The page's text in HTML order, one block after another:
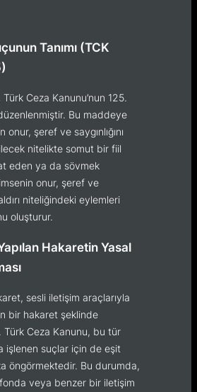
Tanımı (TCK
Ceza Kanunu’nun 125.
Bu maddeye
onur, şeref ve saygınlığını
nitelikte somut bir fiil
eden ya da sövmek
onur, şeref ve
niteliğindeki eylemleri
oluşturur.
Hakaretin Yasal
sesli iletişim araçlarıyla
bir hakaret şeklinde
Türk Ceza Kanunu, bu tür
işlenen suçlar için de eşit
öngörmektedir. Bu durumda,
veya benzer bir iletişim